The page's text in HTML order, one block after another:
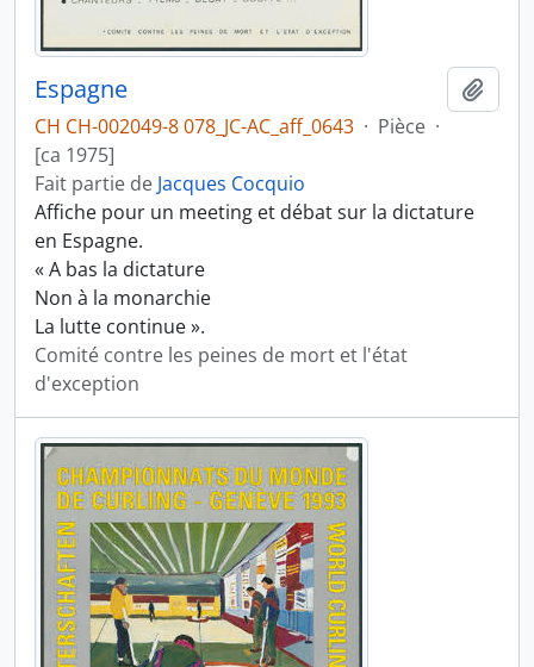
Espagne
CH CH-002049-8 078_JC-AC_aff_0643 · Pièce ·
[ca 1975]
Fait partie de Jacques Cocquio
Affiche pour un meeting et débat sur la dictature
en Espagne.
« A bas la dictature
Non à la monarchie
La lutte continue ».
Comité contre les peines de mort et l'état
d'exception